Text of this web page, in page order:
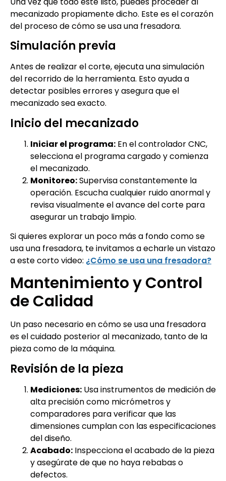
mecanizado propiamente dicho. Este es el corazón
del proceso de cómo se usa una fresadora.
Simulación previa
Antes de realizar el corte, ejecuta una simulación
del recorrido de la herramienta. Esto ayuda a
detectar posibles errores y asegura que el
mecanizado sea exacto.
Inicio del mecanizado
Iniciar el programa: En el controlador CNC,
selecciona el programa cargado y comienza
el mecanizado.
Monitoreo:Supervisa constantemente la
operación. Escucha cualquier ruido anormal y
revisa visualmente el avance del corte para
asegurar un trabajo limpio.
Si quieres explorar un poco más a fondo como se
usa una fresadora, te invitamos a echarle un vistazo
a este corto video: ¿Cómo se usa una fresadora?
Mantenimiento y Control
de Calidad
Un paso necesario en cómo se usa una fresadora
es el cuidado posterior al mecanizado, tanto de la
pieza como de la máquina.
Revisión de la pieza
Mediciones: Usa instrumentos de medición de
alta precisión como micrómetros y
comparadores para verificar que las
dimensiones cumplan con las especificaciones
del diseño.
Acabado: Inspecciona el acabado de la pieza
y asegúrate de que no haya rebabas o
defectos.